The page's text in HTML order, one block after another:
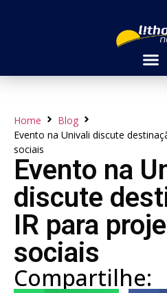
Home
Blog
Evento na Univali discute
sociais
Evento na
discute
IR para
sociais
Compartilhe: